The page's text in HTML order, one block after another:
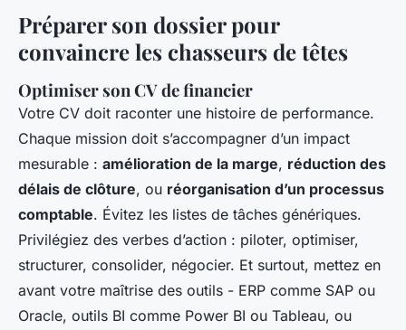
Préparer son dossier pour
convaincre les chasseurs de têtes
Optimiser son CV de financier
Votre CV doit raconter une histoire de performance.
Chaque mission doit s’accompagner d’un impact
mesurable : amélioration de la marge, réduction des
délais de clôture, ou réorganisation d’un processus
comptable. Évitez les listes de tâches génériques.
Privilégiez des verbes d’action : piloter, optimiser,
structurer, consolider, négocier. Et surtout, mettez en
avant votre maîtrise des outils - ERP comme SAP ou
Oracle, outils BI comme Power BI ou Tableau, ou